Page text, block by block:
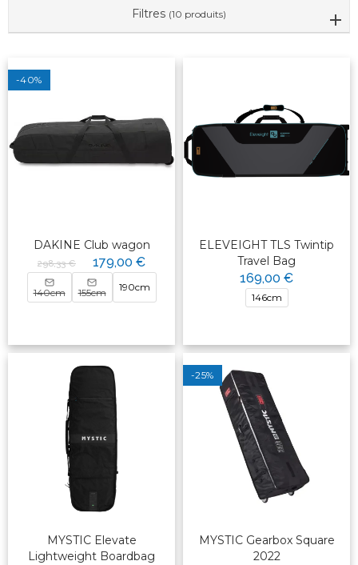
Filtres (10 produits)
-40%
DAKINE Club wagon
298,33 € 179,00 €
140cm 155cm 190cm
ELEVEIGHT TLS Twintip
Travel Bag
169,00 €
146cm
MYSTIC Elevate
Lightweight Boardbag
-25%
MYSTIC Gearbox Square
2022